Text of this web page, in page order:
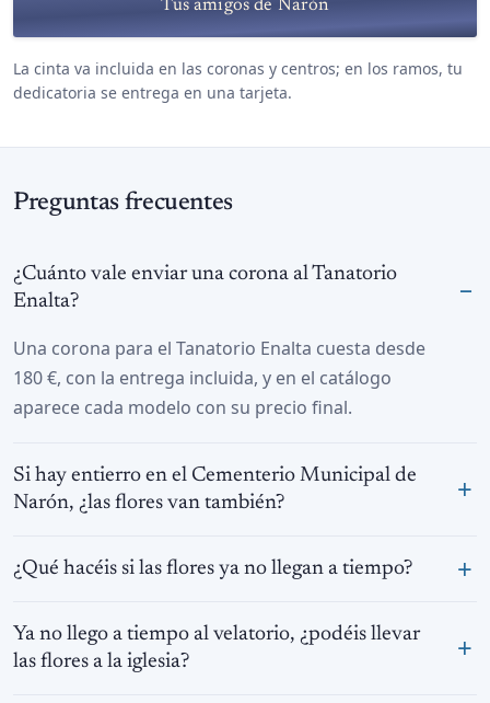
Tus amigos de Narón
La cinta va incluida en las coronas y centros; en los ramos, tu
dedicatoria se entrega en una tarjeta.
Preguntas frecuentes
¿Cuánto vale enviar una corona al Tanatorio
Enalta?
Una corona para el Tanatorio Enalta cuesta desde
180 €, con la entrega incluida, y en el catálogo
aparece cada modelo con su precio final.
Si hay entierro en el Cementerio Municipal de
Narón, ¿las flores van también?
¿Qué hacéis si las flores ya no llegan a tiempo?
Ya no llego a tiempo al velatorio, ¿podéis llevar
las flores a la iglesia?